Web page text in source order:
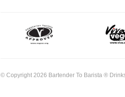
© Copyright 2026 Bartender To Barista ®